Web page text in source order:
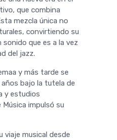
que combina
mezcla única no
convirtiendo su
que es a la vez
del jazz.
y más tarde se
bajo la tutela de
y estudios
impulsó su
musical desde